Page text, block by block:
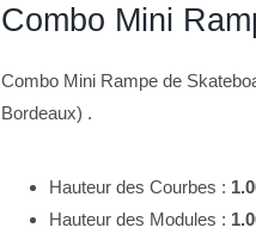
Combo Mini
Combo Mini Rampe de
Bordeaux) .
Hauteur des Courbes :
Hauteur des Modules :